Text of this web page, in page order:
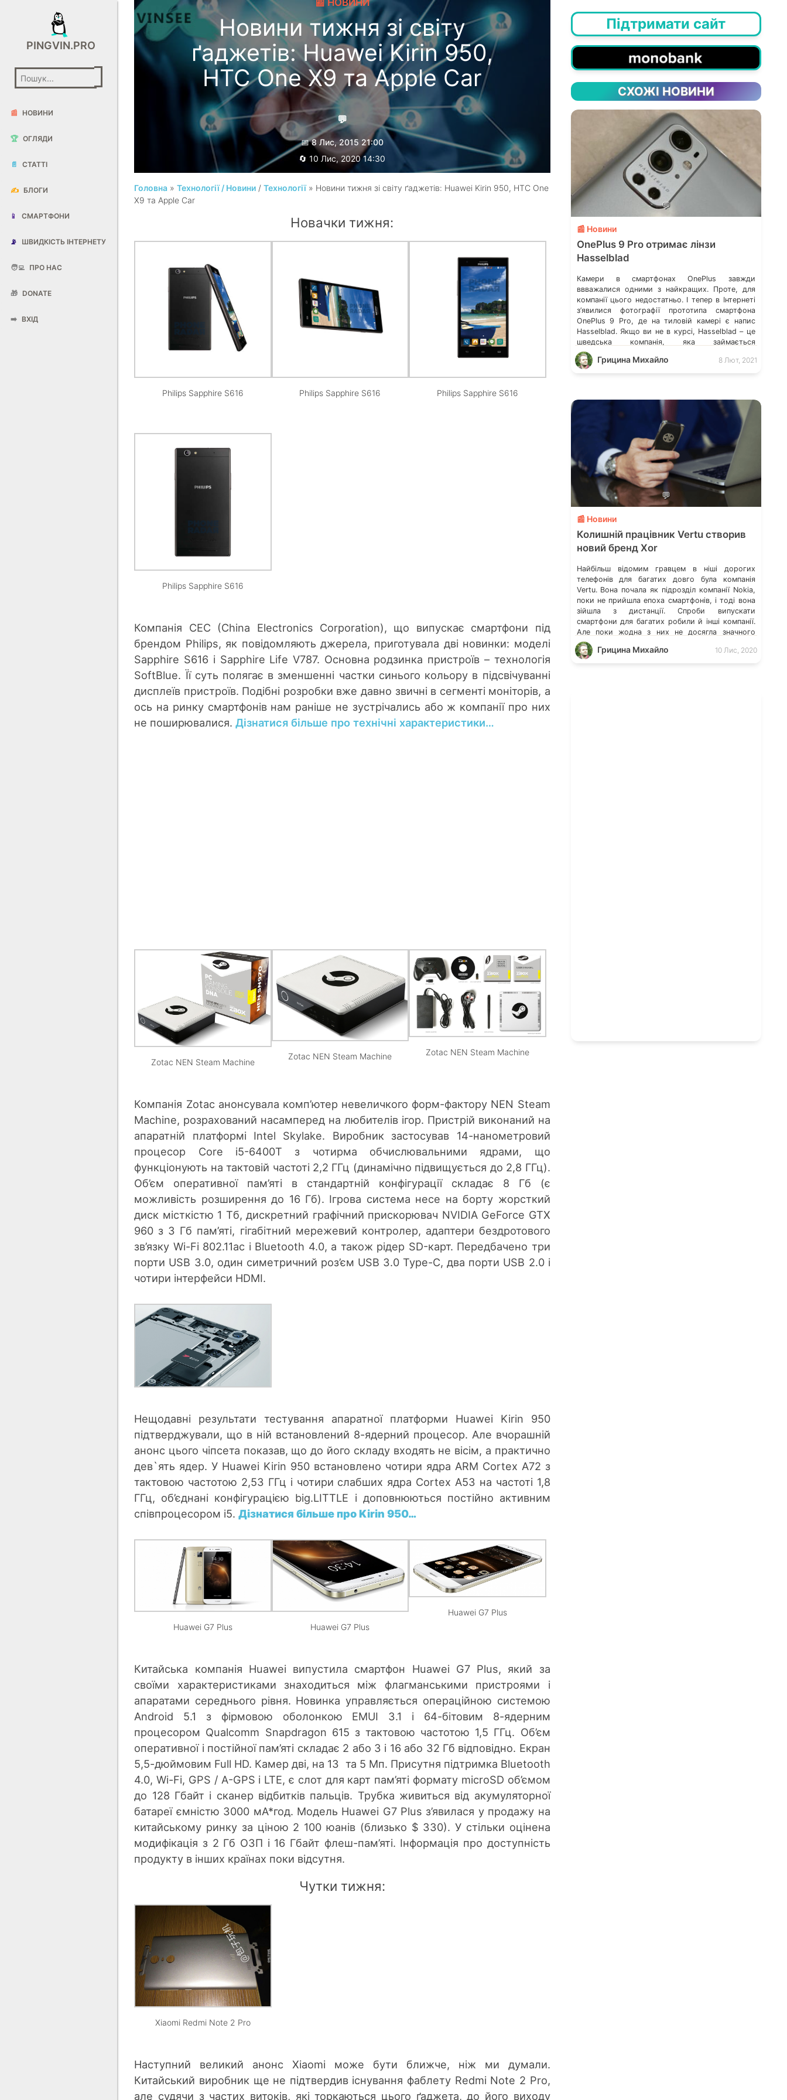
PINGVIN.PRO
📰 НОВИНИ
🏆 ОГЛЯДИ
📄 СТАТТІ
✍️ БЛОГИ
📱 СМАРТФОНИ
📡 ШВИДКІСТЬ ІНТЕРНЕТУ
🧑‍💻 ПРО НАС
🎁 DONATE
➡️ ВХІД
📰 НОВИНИ
Новини тижня зі світу
ґаджетів: Huawei Kirin 950,
HTC One X9 та Apple Car
💬
📅 8 Лис, 2015 21:00
🔄 10 Лис, 2020 14:30
Гребеник Максим
Головна »Технології / Новини /Технології» Новини тижня зі світу ґаджетів: Huawei Kirin 950, HTC One
X9 та Apple Car
Новачки тижня:
Philips Sapphire S616 Philips Sapphire S616 Philips Sapphire S616
Philips Sapphire S616
Компанія CEC (China Electronics Corporation), що випускає смартфони під
брендом Philips, як повідомляють джерела, приготувала дві новинки: моделі
Sapphire S616 і Sapphire Life V787. Основна родзинка пристроїв – технологія
SoftBlue. Її суть полягає в зменшенні частки синього кольору в підсвічуванні
дисплеїв пристроїв. Подібні розробки вже давно звичні в сегменті моніторів, а
ось на ринку смартфонів нам раніше не зустрічались або ж компанії про них
не поширювалися.Дізнатися більше про технічні характеристики…
Zotac NEN Steam Machine
Zotac NEN Steam Machine Zotac NEN Steam Machine
Компанія Zotac анонсувала комп’ютер невеличкого форм-фактору NEN Steam
Machine, розрахований насамперед на любителів ігор. Пристрій виконаний на
апаратній платформі Intel Skylake. Виробник застосував 14-нанометровий
процесор Core i5-6400T з чотирма обчислювальними ядрами, що
функціонують на тактовій частоті 2,2 ГГц (динамічно підвищується до 2,8 ГГц).
Об’єм оперативної пам’яті в стандартній конфігурації складає 8 Гб (є
можливість розширення до 16 Гб). Ігрова система несе на борту жорсткий
диск місткістю 1 Тб, дискретний графічний прискорювач NVIDIA GeForce GTX
960 з 3 Гб пам’яті, гігабітний мережевий контролер, адаптери бездротового
зв’язку Wi-Fi 802.11ас і Bluetooth 4.0, а також рідер SD-карт. Передбачено три
порти USB 3.0, один симетричний роз’єм USB 3.0 Type-C, два порти USB 2.0 і
чотири інтерфейси HDMI.
Нещодавні результати тестування апаратної платформи Huawei Kirin 950
підтверджували, що в ній встановлений 8-ядерний процесор. Але вчорашній
анонс цього чіпсета показав, що до його складу входять не вісім, а практично
дев`ять ядер. У Huawei Kirin 950 встановлено чотири ядра ARM Cortex A72 з
тактовою частотою 2,53 ГГц і чотири слабших ядра Cortex A53 на частоті 1,8
ГГц, об’єднані конфігурацією big.LITTLE і доповнюються постійно активним
співпроцесором i5.Дізнатися більше про Kirin 950…
Huawei G7 Plus Huawei G7 Plus
Huawei G7 Plus
Китайська компанія Huawei випустила смартфон Huawei G7 Plus, який за
своїми характеристиками знаходиться між флагманськими пристроями і
апаратами середнього рівня. Новинка управляється операційною системою
Android 5.1 з фірмовою оболонкою EMUI 3.1 і 64-бітовим 8-ядерним
процесором Qualcomm Snapdragon 615 з тактовою частотою 1,5 ГГц. Об’єм
оперативної і постійної пам’яті складає 2 або 3 і 16 або 32 Гб відповідно. Екран
5,5-дюймовим Full HD. Камер дві, на 13 та 5 Мп. Присутня підтримка Bluetooth
4.0, Wi-Fi, GPS / A-GPS і LTE, є слот для карт пам’яті формату microSD об’ємом
до 128 Гбайт і сканер відбитків пальців. Трубка живиться від акумуляторної
батареї ємністю 3000 мА*год. Модель Huawei G7 Plus з’явилася у продажу на
китайському ринку за ціною 2 100 юанів (близько $ 330). У стільки оцінена
модифікація з 2 Гб ОЗП і 16 Гбайт флеш-пам’яті. Інформація про доступність
продукту в інших країнах поки відсутня.
Чутки тижня:
Xiaomi Redmi Note 2 Pro
Наступний великий анонс Xiaomi може бути ближче, ніж ми думали.
Китайський виробник ще не підтвердив існування фаблету Redmi Note 2 Pro,
але судячи з частих витоків, які торкаються цього ґаджета, до його виходу
Підтримати сайт
СХОЖІ НОВИНИ
💬
📰 Новини
OnePlus 9 Pro отримає лінзи
Hasselblad
Камери в смартфонах OnePlus завжди
ввважалися одними з найкращих. Проте, для
компанії цього недостатньо. І тепер в Інтернеті
з’явилися фотографії прототипа смартфона
OnePlus 9 Pro, де на тиловій камері є напис
Hasselblad. Якщо ви не в курсі, Hasselblad – це
шведська компанія, яка займається
виготовленням професійних фотоапаратів та
лінз для них. Ця компанія не продає […]
Грицина Михайло 8 Лют, 2021
💬
📰 Новини
Колишній працівник Vertu створив
новий бренд Xor
Найбільш відомим гравцем в ніші дорогих
телефонів для багатих довго була компанія
Vertu. Вона почала як підрозділ компанії Nokia,
поки не прийшла епоха смартфонів, і тоді вона
зійшла з дистанції. Спроби випускати
смартфони для багатих робили й інші компанії.
Але поки жодна з них не досягла значного
успіху. Проте, людина, яка відповідала за
дизайн телефонів у […]
Грицина Михайло 10 Лис, 2020